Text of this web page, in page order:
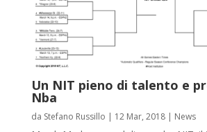
Un NIT pieno di talento e
Nba
da Stefano Russillo | 12 Mar, 2018| News